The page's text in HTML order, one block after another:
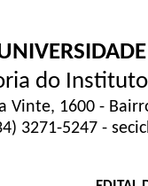
do
Vinte, 1600 -
3271-5247 -